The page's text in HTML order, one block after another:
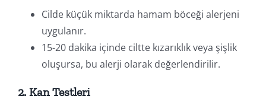
Cilde küçük miktarda hamam böceği alerjeni
uygulanır.
15-20 dakika içinde ciltte kızarıklık veya şişlik
oluşursa, bu alerji olarak değerlendirilir.
2. Kan Testleri